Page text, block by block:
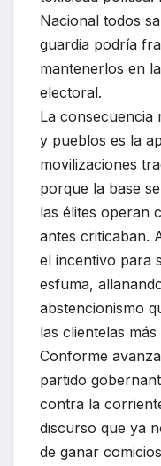
Nacional todos
guardia podría
mantenerlos en
electoral.
La consecuencia
y pueblos es la
movilizaciones
porque la base
las élites operan
antes criticaban.
el incentivo para
esfuma,
abstencionismo
las clientelas
Conforme
partido
contra la
discurso que ya
de ganar